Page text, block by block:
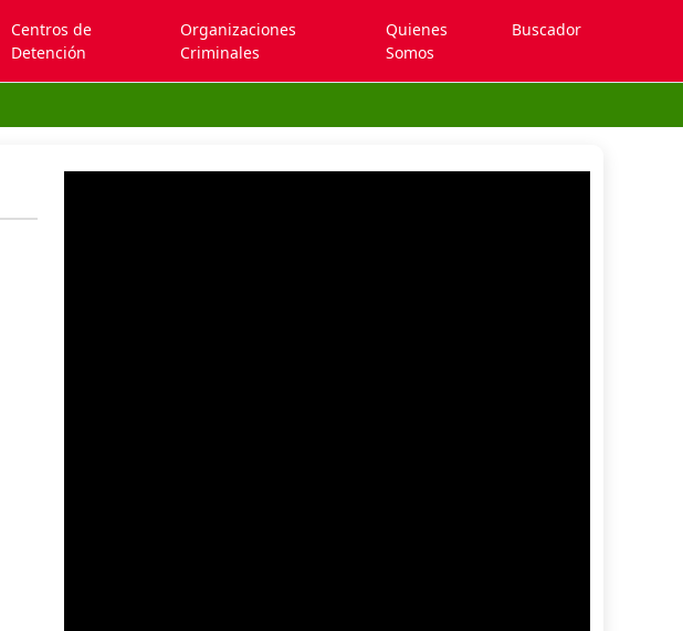
Centros de
Detención
Organizaciones
Criminales
Quienes
Somos
Buscador